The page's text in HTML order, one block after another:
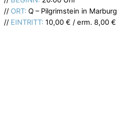
// ORT: Q – Pilgrimstein in Marburg
// EINTRITT: 10,00 € / erm. 8,00 €